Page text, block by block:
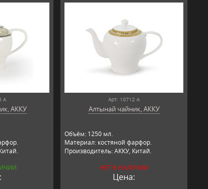
А
АККУ
Арт: 10712 А
Алтынай чайник, АККУ
Объём: 1250 мл.
Материал: костяной фарфор.
Производитель: АККУ, Китай.
НЕТ В НАЛИЧИИ
Цена: